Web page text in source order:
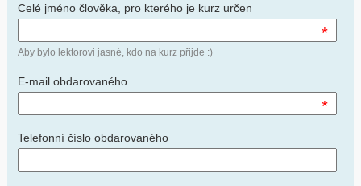
Celé jméno člověka, pro kterého je kurz určen
*
Aby bylo lektorovi jasné, kdo na kurz přijde :)
E-mail obdarovaného
*
Telefonní číslo obdarovaného